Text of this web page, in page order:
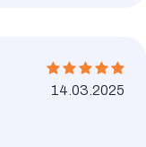
14.03.2025